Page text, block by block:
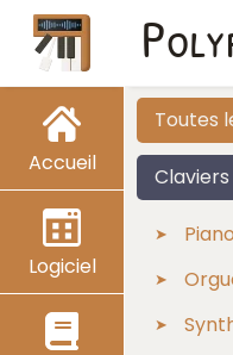
Accueil
Logiciel
Toutes
Claviers